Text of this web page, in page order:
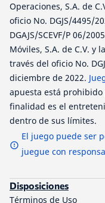
Operaciones, S.A. de
oficio No. DGJS/4495/
DGAJS/SCEVF/P 06/
Móviles, S.A. de C.V. y
través del oficio No.
diciembre de 2022.
apuesta está prohibido
finalidad es el
dentro de sus límites.
El juego puede ser
juegue con
Disposiciones
Términos de Uso